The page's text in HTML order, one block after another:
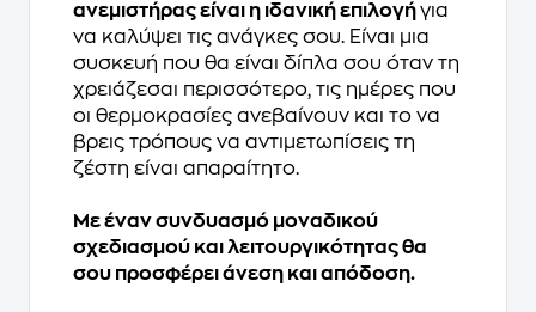
ανεμιστήρας είναι η ιδανική επιλογήγια
να καλύψει τις ανάγκες σου. Eίναι μια
συσκευή που θα είναι δίπλα σου όταν τη
χρειάζεσαι περισσότερο, τις ημέρες που
οι θερμοκρασίες ανεβαίνουν και το να
βρεις τρόπους να αντιμετωπίσεις τη
ζέστη είναι απαραίτητο.
Με έναν συνδυασμό μοναδικού
σχεδιασμού και λειτουργικότητας θα
σου προσφέρει άνεση και απόδοση.